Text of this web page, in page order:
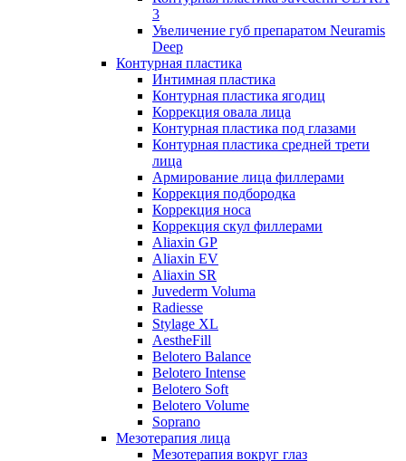
3
Увеличение губ препаратом Neuramis
Deep
Контурная пластика
Интимная пластика
Контурная пластика ягодиц
Коррекция овала лица
Контурная пластика под глазами
Контурная пластика средней трети
лица
Армирование лица филлерами
Коррекция подбородка
Коррекция носа
Коррекция скул филлерами
Aliaxin GP
Aliaxin EV
Aliaxin SR
Juvederm Voluma
Radiesse
Stylage XL
AestheFill
Belotero Balance
Belotero Intense
Belotero Soft
Belotero Volume
Soprano
Мезотерапия лица
Мезотерапия вокруг глаз